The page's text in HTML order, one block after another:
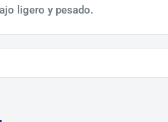
ligero y pesado.